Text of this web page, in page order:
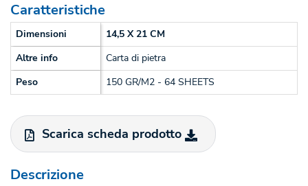
Caratteristiche
Dimensioni
14,5 X 21 CM
Altre info
Carta di pietra
Peso
150 GR/M2 - 64 SHEETS
Scarica scheda prodotto
Descrizione